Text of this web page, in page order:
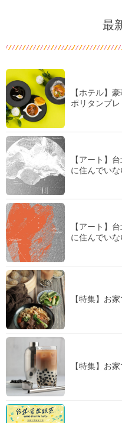
最
【ホテル】
ポリタンプ
【アート】
に住んでい
【アート】
に住んでい
【特集】お
【特集】お